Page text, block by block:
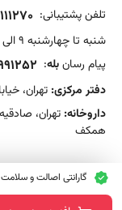
گارانتی اصالت و سلامت
تلفن پشتیبانی:
شنبه تا چهارشنبه 9 الی 21
پیام رسانبله:
دفتر مرکزی: تهران،
داروخانه:
همکف